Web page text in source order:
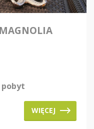
WIĘCEJ